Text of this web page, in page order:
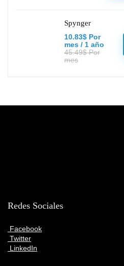
Spynger
10.83$ Por
mes / 1 año
45.49$ Por
mes
Redes Sociales
Facebook
Twitter
LinkedIn